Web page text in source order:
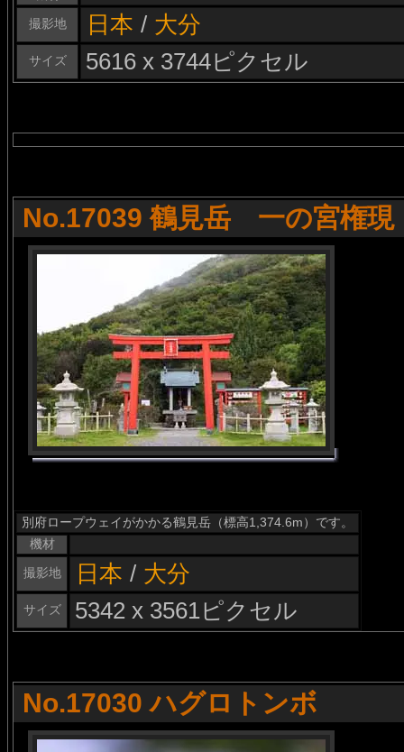
撮影地
日本 / 大分
サイズ 5616 x 3744ピクセル
No.17039 鶴見岳 一の宮権現
別府ロープウェイがかかる鶴見岳（標高1,374.6m）です。
機材
撮影地
日本 / 大分
サイズ 5342 x 3561ピクセル
No.17030 ハグロトンボ